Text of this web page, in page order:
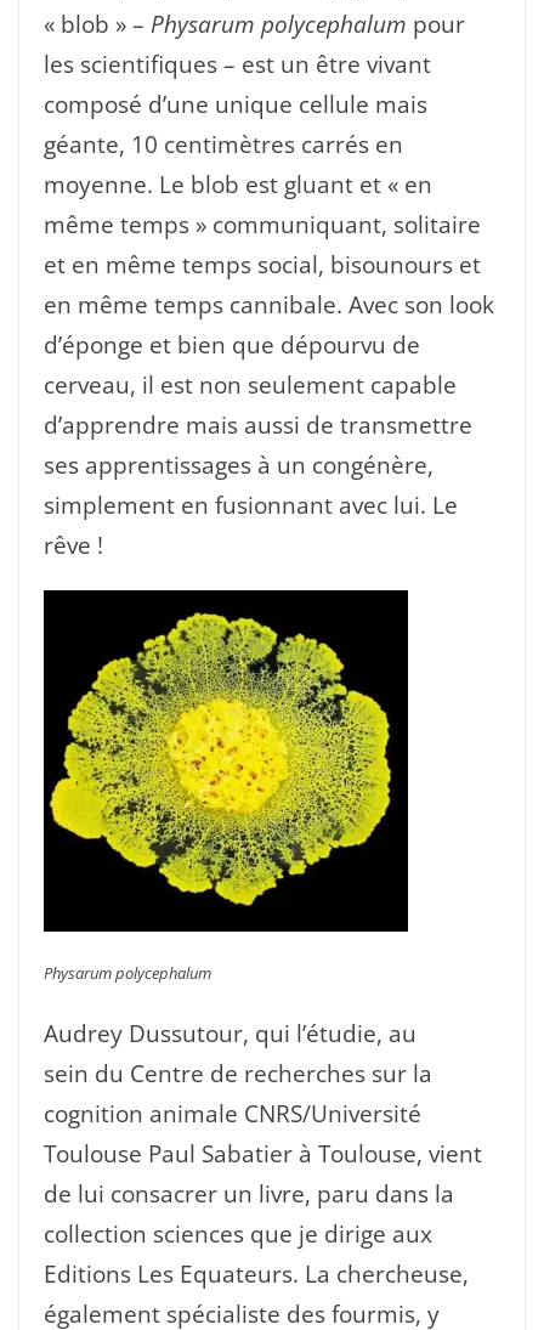
« blob » – Physarum polycephalum pour
les scientifiques – est un être vivant
composé d’une unique cellule mais
géante, 10 centimètres carrés en
moyenne. Le blob est gluant et « en
même temps » communiquant, solitaire
et en même temps social, bisounours et
en même temps cannibale. Avec son look
d’éponge et bien que dépourvu de
cerveau, il est non seulement capable
d’apprendre mais aussi de transmettre
ses apprentissages à un congénère,
simplement en fusionnant avec lui. Le
rêve !
Physarum polycephalum
Audrey Dussutour, qui l’étudie, au
sein du Centre de recherches sur la
cognition animale CNRS/Université
Toulouse Paul Sabatier à Toulouse, vient
de lui consacrer un livre, paru dans la
collection sciences que je dirige aux
Editions Les Equateurs. La chercheuse,
également spécialiste des fourmis, y